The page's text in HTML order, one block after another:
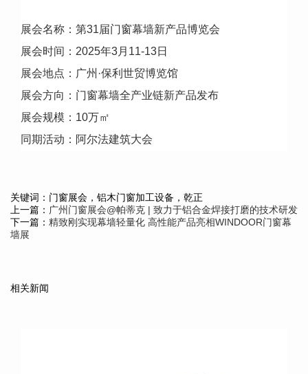
展会名称：第31届门窗幕墙新产品博览会
展会时间：2025年3月11-13日
展会地点：广州·保利世贸博览馆
展会方向：门窗幕墙全产业链新产品发布
展会规模：10万㎡
同期活动：阿尔法建筑大会
关键词：门窗展会，铝木门窗加工设备，乾正
上一篇： 广州门窗展会@帕蒂克 | 致力于铝合金焊接打磨的技术研发
下一篇： 精致刚实现幕墙轻量化 高性能产品亮相WINDOOR门窗幕
墙展
相关新闻